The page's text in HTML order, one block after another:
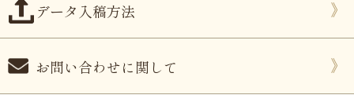
データ入稿方法
お問い合わせに関して